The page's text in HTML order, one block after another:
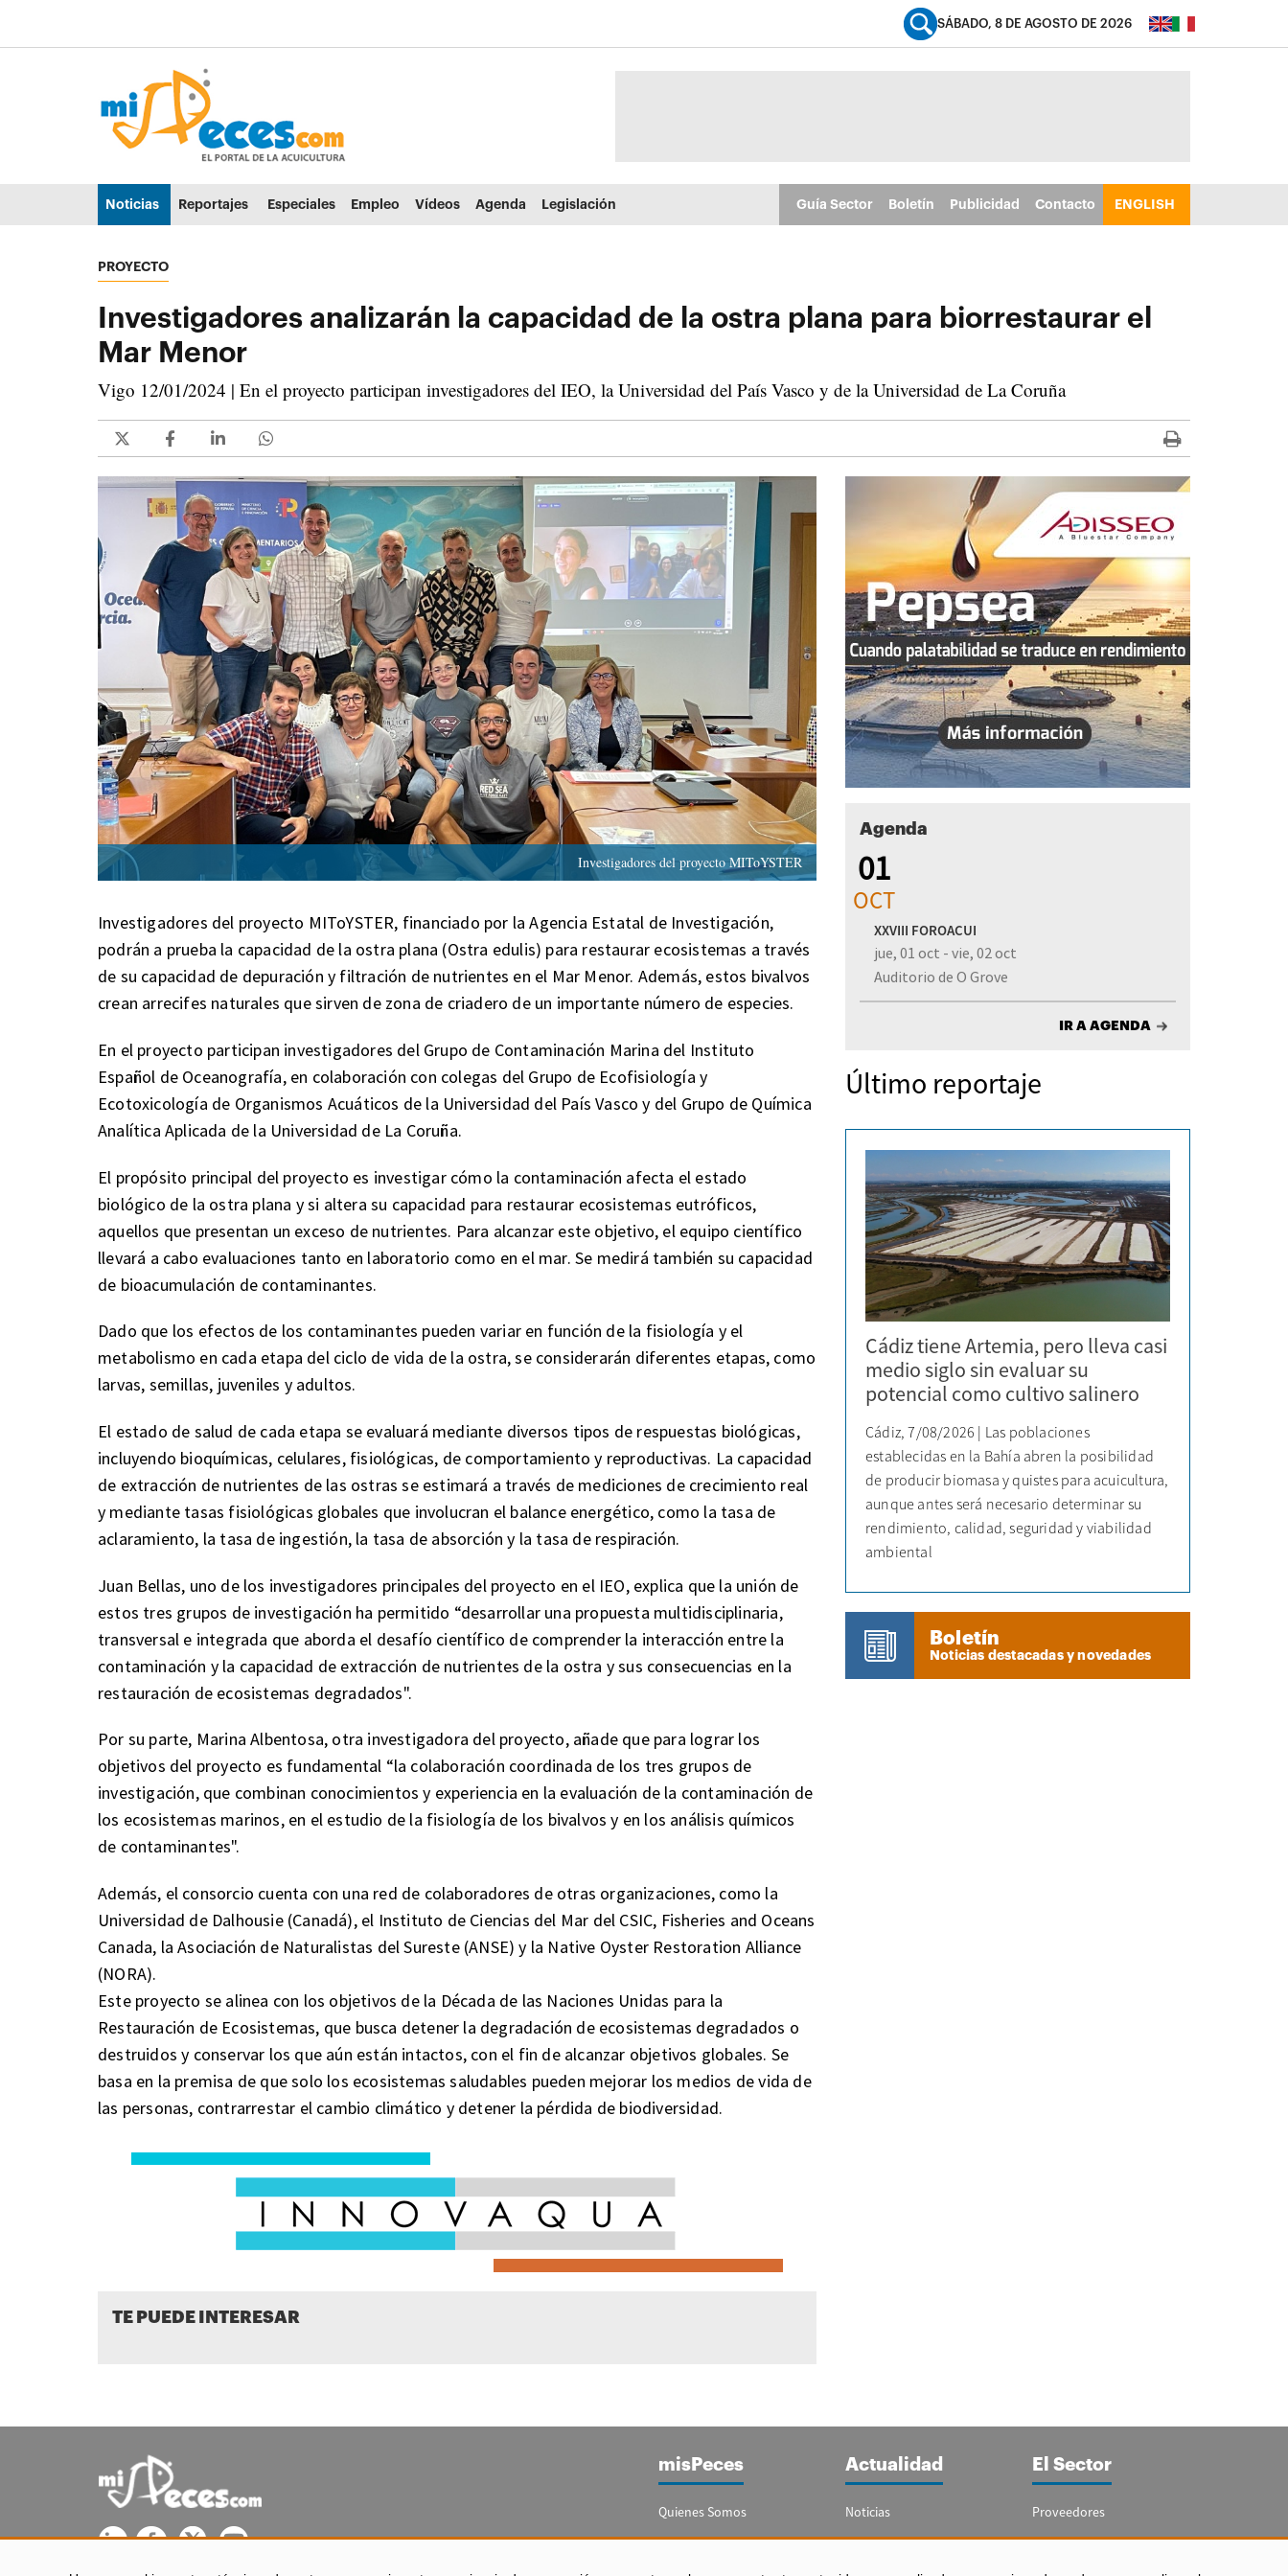
Ir al menú principal (alt + u)
SÁBADO, 8 DE AGOSTO DE 2026
Noticias Reportajes Especiales Empleo Vídeos Agenda Legislación Guía Sector Boletín Publicidad Contacto ENGLISH
PROYECTO
Investigadores analizarán la capacidad de la ostra plana para biorrestaurar el
Mar Menor
Vigo 12/01/2024 | En el proyecto participan investigadores del IEO, la Universidad del País Vasco y de la Universidad de La Coruña
Investigadores del proyecto MIToYSTER
Investigadores del proyecto MIToYSTER, financiado por la Agencia Estatal de Investigación,
podrán a prueba la capacidad de la ostra plana (Ostra edulis) para restaurar ecosistemas a través
de su capacidad de depuración y filtración de nutrientes en el Mar Menor. Además, estos bivalvos
crean arrecifes naturales que sirven de zona de criadero de un importante número de especies.
En el proyecto participan investigadores del Grupo de Contaminación Marina del Instituto
Español de Oceanografía, en colaboración con colegas del Grupo de Ecofisiología y
Ecotoxicología de Organismos Acuáticos de la Universidad del País Vasco y del Grupo de Química
Analítica Aplicada de la Universidad de La Coruña.
El propósito principal del proyecto es investigar cómo la contaminación afecta el estado
biológico de la ostra plana y si altera su capacidad para restaurar ecosistemas eutróficos,
aquellos que presentan un exceso de nutrientes. Para alcanzar este objetivo, el equipo científico
llevará a cabo evaluaciones tanto en laboratorio como en el mar. Se medirá también su capacidad
de bioacumulación de contaminantes.
Dado que los efectos de los contaminantes pueden variar en función de la fisiología y el
metabolismo en cada etapa del ciclo de vida de la ostra, se considerarán diferentes etapas, como
larvas, semillas, juveniles y adultos.
El estado de salud de cada etapa se evaluará mediante diversos tipos de respuestas biológicas,
incluyendo bioquímicas, celulares, fisiológicas, de comportamiento y reproductivas. La capacidad
de extracción de nutrientes de las ostras se estimará a través de mediciones de crecimiento real
y mediante tasas fisiológicas globales que involucran el balance energético, como la tasa de
aclaramiento, la tasa de ingestión, la tasa de absorción y la tasa de respiración.
Juan Bellas, uno de los investigadores principales del proyecto en el IEO, explica que la unión de
estos tres grupos de investigación ha permitido “desarrollar una propuesta multidisciplinaria,
transversal e integrada que aborda el desafío científico de comprender la interacción entre la
contaminación y la capacidad de extracción de nutrientes de la ostra y sus consecuencias en la
restauración de ecosistemas degradados".
Por su parte, Marina Albentosa, otra investigadora del proyecto, añade que para lograr los
objetivos del proyecto es fundamental “la colaboración coordinada de los tres grupos de
investigación, que combinan conocimientos y experiencia en la evaluación de la contaminación de
los ecosistemas marinos, en el estudio de la fisiología de los bivalvos y en los análisis químicos
de contaminantes".
Además, el consorcio cuenta con una red de colaboradores de otras organizaciones, como la
Universidad de Dalhousie (Canadá), el Instituto de Ciencias del Mar del CSIC, Fisheries and Oceans
Canada, la Asociación de Naturalistas del Sureste (ANSE) y la Native Oyster Restoration Alliance
(NORA).
Este proyecto se alinea con los objetivos de la Década de las Naciones Unidas para la
Restauración de Ecosistemas, que busca detener la degradación de ecosistemas degradados o
destruidos y conservar los que aún están intactos, con el fin de alcanzar objetivos globales. Se
basa en la premisa de que solo los ecosistemas saludables pueden mejorar los medios de vida de
las personas, contrarrestar el cambio climático y detener la pérdida de biodiversidad.
TE PUEDE INTERESAR
Agenda
01
OCT
XXVIII FOROACUI
jue, 01 oct - vie, 02 oct
Auditorio de O Grove
IR A AGENDA
Último reportaje
Cádiz tiene Artemia, pero lleva casi
medio siglo sin evaluar su
potencial como cultivo salinero
Cádiz, 7/08/2026 | Las poblaciones
establecidas en la Bahía abren la posibilidad
de producir biomasa y quistes para acuicultura,
aunque antes será necesario determinar su
rendimiento, calidad, seguridad y viabilidad
ambiental
Boletín
Noticias destacadas y novedades
misPeces
Quienes Somos
Publicidad
Actualidad
Noticias
Reportajes
El Sector
Proveedores
Guía del Sector